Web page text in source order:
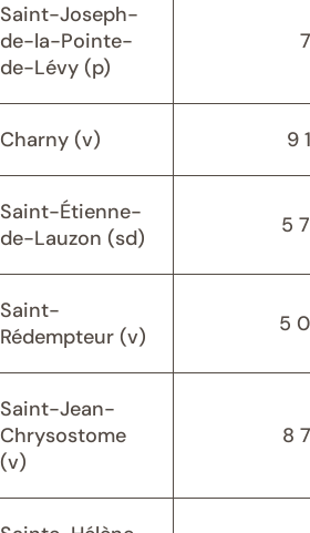
Saint-Joseph-
de-la-Pointe-
de-Lévy (p)
Charny (v) 9
Saint-Étienne-
de-Lauzon (sd)
5
Saint-
Rédempteur (v)
5
Saint-Jean-
Chrysostome
(v)
8